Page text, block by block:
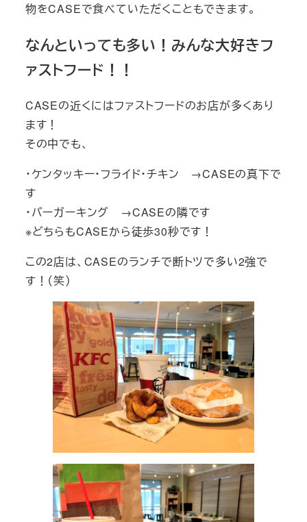
物をCASEで食べていただくこともできます。
なんといっても多い！みんな大好きフ
ァストフード！！
CASEの近くにはファストフードのお店が多くあり
ます！
その中でも、
・ケンタッキー・フライド・チキン →CASEの真下で
す
・バーガーキング →CASEの隣です
※どちらもCASEから徒歩30秒です！
この2店は、CASEのランチで断トツで多い2強で
す！（笑）